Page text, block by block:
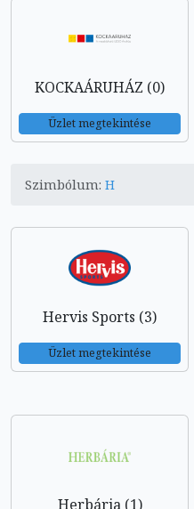
KOCKAÁRUHÁZ (0)
Üzlet megtekintése
Szimbólum: H
Hervis Sports (3)
Üzlet megtekintése
Herbária (1)